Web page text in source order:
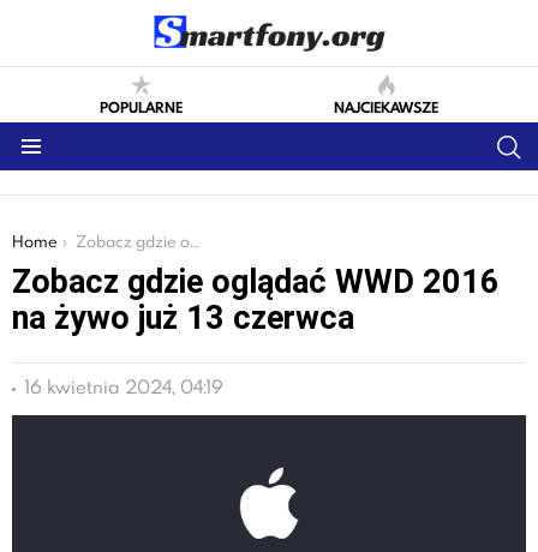
POPULARNE NAJCIEKAWSZE
You are here:
Home Zobacz gdzie oglądać WWD 2016 na żywo już 13 czerwca
Zobacz gdzie oglądać WWD 2016
na żywo już 13 czerwca
16 kwietnia 2024, 04:19